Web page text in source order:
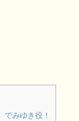
みゆき役！